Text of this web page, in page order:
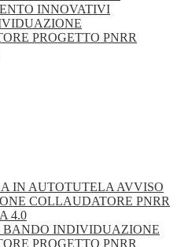
INNOVATIVI
PROGETTO PNRR
IN AUTOTUTELA AVVISO
COLLAUDATORE PNRR
4.0
BANDO INDIVIDUAZIONE
PROGETTO PNRR